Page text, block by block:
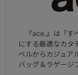
『ace.』は「す
にする最適なカタ
ベルからカジュア
バッグ＆ラゲージ